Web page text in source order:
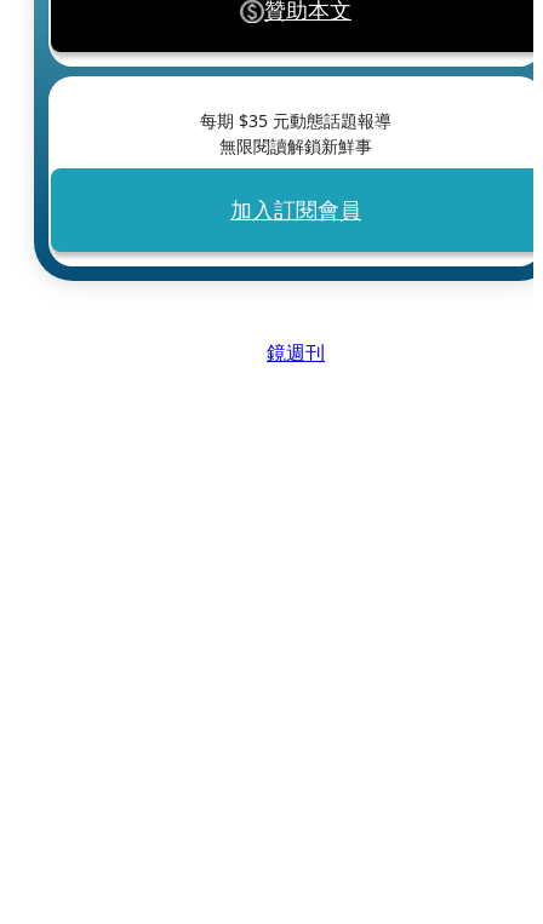
贊助本文
每期 $35 元動態話題報導
無限閱讀解鎖新鮮事
加入訂閱會員
鏡週刊